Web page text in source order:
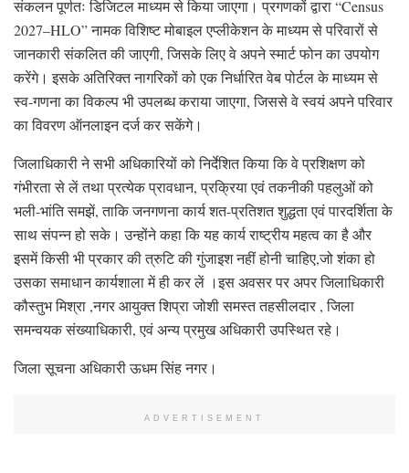
संकलन पूर्णतः डिजिटल माध्यम से किया जाएगा। प्रगणकों द्वारा “Census
2027–HLO” नामक विशिष्ट मोबाइल एप्लीकेशन के माध्यम से परिवारों से
जानकारी संकलित की जाएगी, जिसके लिए वे अपने स्मार्ट फोन का उपयोग
करेंगे। इसके अतिरिक्त नागरिकों को एक निर्धारित वेब पोर्टल के माध्यम से
स्व-गणना का विकल्प भी उपलब्ध कराया जाएगा, जिससे वे स्वयं अपने परिवार
का विवरण ऑनलाइन दर्ज कर सकेंगे।
जिलाधिकारी ने सभी अधिकारियों को निर्देशित किया कि वे प्रशिक्षण को
गंभीरता से लें तथा प्रत्येक प्रावधान, प्रक्रिया एवं तकनीकी पहलुओं को
भली-भांति समझें, ताकि जनगणना कार्य शत-प्रतिशत शुद्धता एवं पारदर्शिता के
साथ संपन्न हो सके। उन्होंने कहा कि यह कार्य राष्ट्रीय महत्व का है और
इसमें किसी भी प्रकार की त्रुटि की गुंजाइश नहीं होनी चाहिए,जो शंका हो
उसका समाधान कार्यशाला में ही कर लें ।इस अवसर पर अपर जिलाधिकारी
कौस्तुभ मिश्रा ,नगर आयुक्त शिप्रा जोशी समस्त तहसीलदार , जिला
समन्वयक संख्याधिकारी, एवं अन्य प्रमुख अधिकारी उपस्थित रहे।
जिला सूचना अधिकारी ऊधम सिंह नगर।
ADVERTISEMENT